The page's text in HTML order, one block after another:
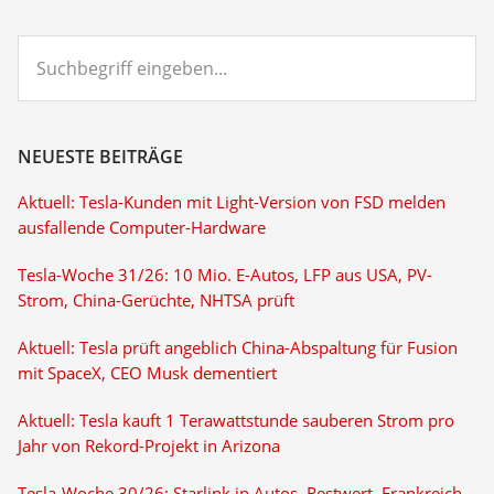
eingeben...
NEUESTE BEITRÄGE
Aktuell: Tesla-Kunden mit Light-Version von FSD melden
ausfallende Computer-Hardware
Tesla-Woche 31/26: 10 Mio. E-Autos, LFP aus USA, PV-
Strom, China-Gerüchte, NHTSA prüft
Aktuell: Tesla prüft angeblich China-Abspaltung für Fusion
mit SpaceX, CEO Musk dementiert
Aktuell: Tesla kauft 1 Terawattstunde sauberen Strom pro
Jahr von Rekord-Projekt in Arizona